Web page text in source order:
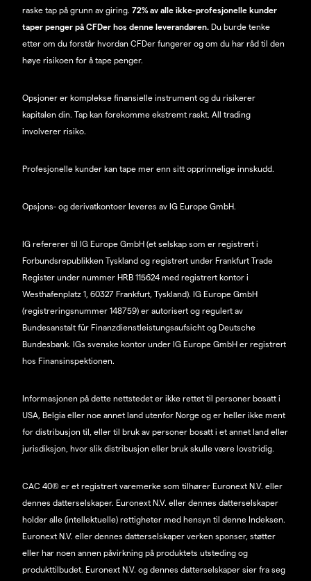
raske tap på grunn av giring. 72% av alle ikke-profesjonelle kunder
taper penger på CFDer hos denne leverandøren. Du burde tenke
etter om du forstår hvordan CFDer fungerer og om du har råd til den
høye risikoen for å tape penger.
Opsjoner er komplekse finansielle instrument og du risikerer
kapitalen din. Tap kan forekomme ekstremt raskt. All trading
involverer risiko.
Profesjonelle kunder kan tape mer enn sitt opprinnelige innskudd.
Opsjons- og derivatkontoer leveres av IG Europe GmbH.
IG refererer til IG Europe GmbH (et selskap som er registrert i
Forbundsrepublikken Tyskland og registrert under Frankfurt Trade
Register under nummer HRB 115624 med registrert kontor i
Westhafenplatz 1, 60327 Frankfurt, Tyskland). IG Europe GmbH
(registreringsnummer 148759) er autorisert og regulert av
Bundesanstalt für Finanzdienstleistungsaufsicht og Deutsche
Bundesbank. IGs svenske kontor under IG Europe GmbH er registrert
hos Finansinspektionen.
Informasjonen på dette nettstedet er ikke rettet til personer bosatt i
USA, Belgia eller noe annet land utenfor Norge og er heller ikke ment
for distribusjon til, eller til bruk av personer bosatt i et annet land eller
jurisdiksjon, hvor slik distribusjon eller bruk skulle være lovstridig.
CAC 40® er et registrert varemerke som tilhører Euronext N.V. eller
dennes datterselskaper. Euronext N.V. eller dennes datterselskaper
holder alle (intellektuelle) rettigheter med hensyn til denne Indeksen.
Euronext N.V. eller dennes datterselskaper verken sponser, støtter
eller har noen annen påvirkning på produktets utsteding og
produkttilbudet. Euronext N.V. og dennes datterselskaper sier fra seg